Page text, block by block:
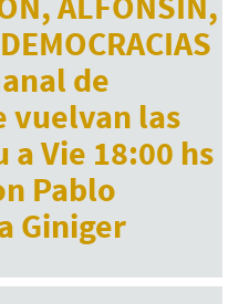
de
vuelvan las
a Vie 18:00 hs
Pablo
Giniger